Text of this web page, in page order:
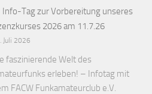
Info-Tag zur Vorbereitung unseres
2026 am 11.7.26
Juli 2026
faszinierende Welt des
erleben! – Infotag mit
FACW Funkamateurclub e.V.